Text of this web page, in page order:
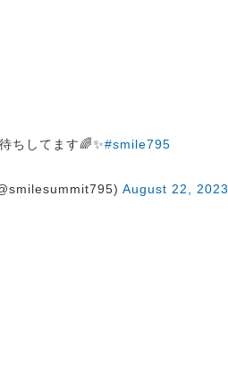
ちしてます🌈✨#smile795
August 22, 2023